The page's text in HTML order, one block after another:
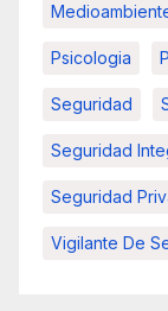
Psicologia
Seguridad
Seguridad
Seguridad
Vigilante De